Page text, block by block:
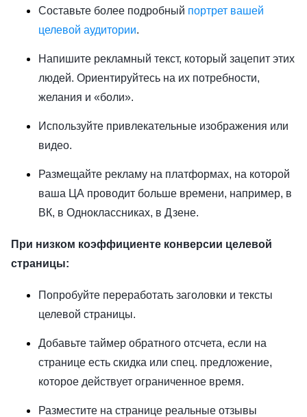
Составьте более подробный портрет вашей
целевой аудитории.
Напишите рекламный текст, который зацепит этих
людей. Ориентируйтесь на их потребности,
желания и «боли».
Используйте привлекательные изображения или
видео.
Размещайте рекламу на платформах, на которой
ваша ЦА проводит больше времени, например, в
ВК, в Одноклассниках, в Дзене.
При низком коэффициенте конверсии целевой
страницы:
Попробуйте переработать заголовки и тексты
целевой страницы.
Добавьте таймер обратного отсчета, если на
странице есть скидка или спец. предложение,
которое действует ограниченное время.
Разместите на странице реальные отзывы